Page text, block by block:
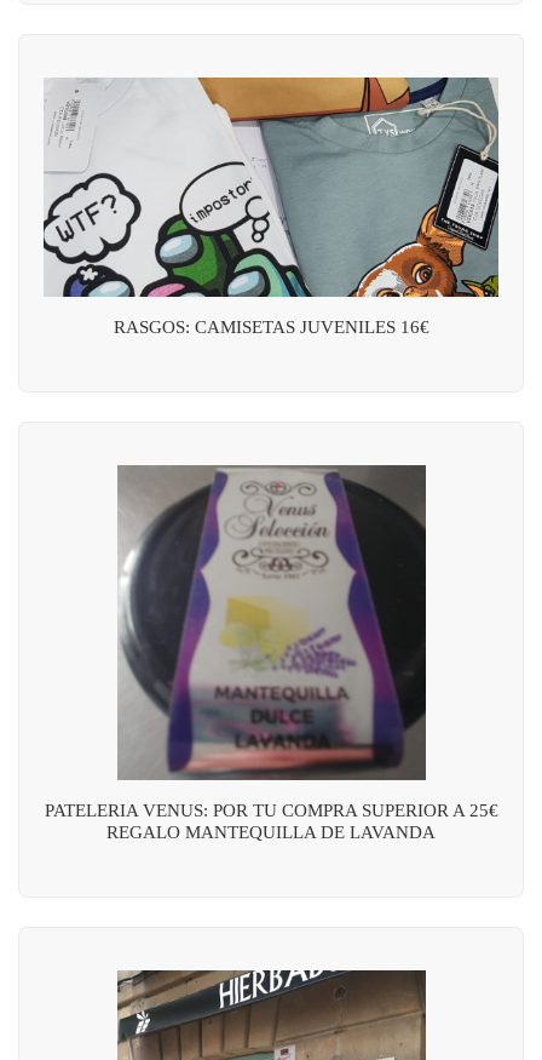
RASGOS: CAMISETAS JUVENILES 16€
PATELERIA VENUS: POR TU COMPRA SUPERIOR A 25€
REGALO MANTEQUILLA DE LAVANDA